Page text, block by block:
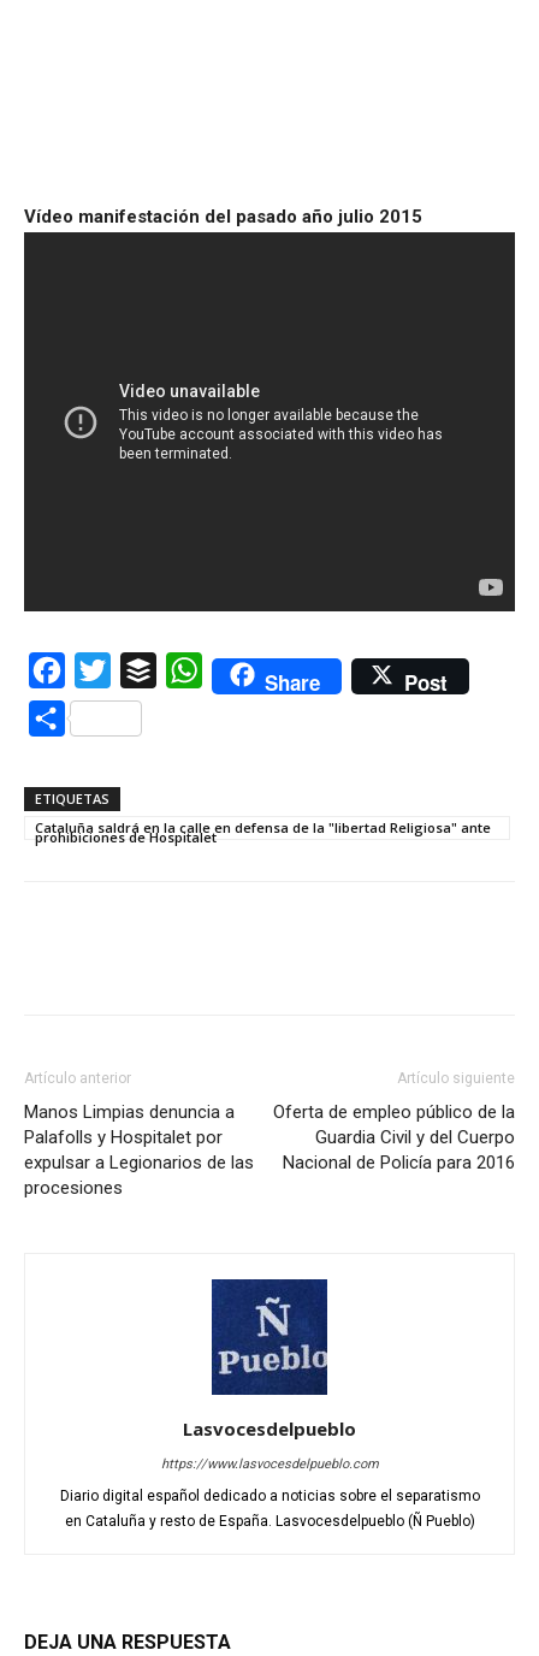
Vídeo manifestación del pasado año julio 2015
Facebook
Twitter Buffer WhatsAppShare Post
Compartir
ETIQUETAS
Cataluña saldrá en la calle en defensa de la "libertad Religiosa" ante
prohibiciones de Hospitalet
Artículo anterior
Manos Limpias denuncia a
Palafolls y Hospitalet por
expulsar a Legionarios de las
procesiones
Artículo siguiente
Oferta de empleo público de la
Guardia Civil y del Cuerpo
Nacional de Policía para 2016
Lasvocesdelpueblo
https://www.lasvocesdelpueblo.com
Diario digital español dedicado a noticias sobre el separatismo
en Cataluña y resto de España. Lasvocesdelpueblo (Ñ Pueblo)
DEJA UNA RESPUESTA